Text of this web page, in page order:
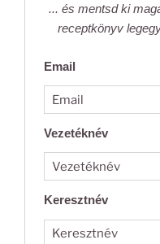
... és mentsd ki
receptkönyv
Email
Vezetéknév
Keresztnév